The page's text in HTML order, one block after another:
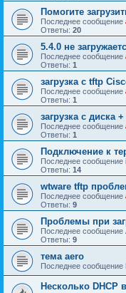
Помогите
Последнее сообщение
Ответы: 20
5.4.0 не
Последнее сообщение
Ответы: 1
загрузка с tftp
Последнее сообщение
Ответы: 1
загрузка с диска
Последнее сообщение
Ответы: 1
Подключение к
Последнее сообщение
Ответы: 14
wtware tftp
Последнее сообщение
Ответы: 9
Проблемы при
Последнее сообщение
Ответы: 9
тема aero
Последнее сообщение
Несколько DHCP